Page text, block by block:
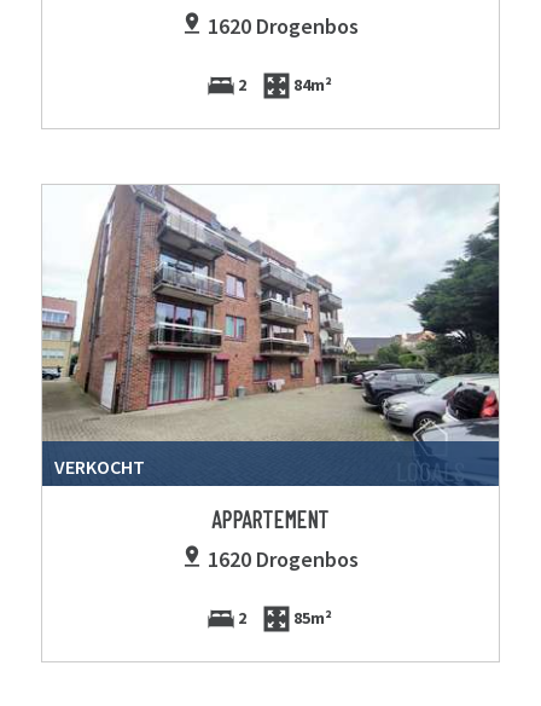
1620 Drogenbos
2 84m²
VERKOCHT
APPARTEMENT
1620 Drogenbos
2 85m²